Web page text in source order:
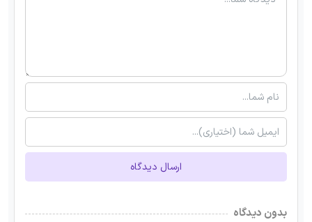
ارسال دیدگاه
بدون دیدگاه